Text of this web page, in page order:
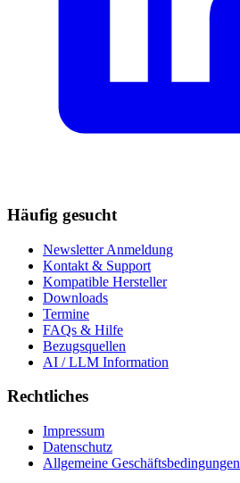
Häufig gesucht
Newsletter Anmeldung
Kontakt & Support
Kompatible Hersteller
Downloads
Termine
FAQs & Hilfe
Bezugsquellen
AI / LLM Information
Rechtliches
Impressum
Datenschutz
Allgemeine Geschäftsbedingungen